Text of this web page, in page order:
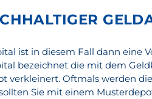
ist in diesem Fall dann eine
bezeichnet die mit dem
verkleinert. Oftmals werden
Sie mit einem